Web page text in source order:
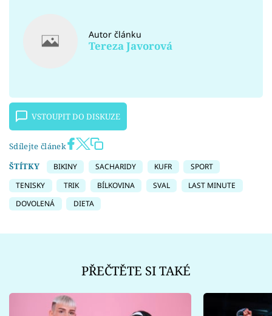
Autor článku
Tereza Javorová
VSTOUPIT DO DISKUZE
Sdílejte článek
ŠTÍTKY
BIKINY SACHARIDY KUFR
SPORT
TENISKY
TRIK BÍLKOVINA SVAL
LAST MINUTE
DOVOLENÁ
DIETA
PŘEČTĚTE SI TAKÉ